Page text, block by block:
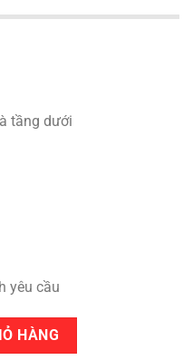
tầng dưới
yêu cầu
HÀNG